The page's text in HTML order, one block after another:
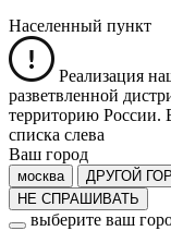
Населенный пункт
Реализация
разветвленной
территорию России.
списка слева
Ваш город
москва ДРУГОЙ
НЕ СПРАШИВАТЬ
выберите ваш